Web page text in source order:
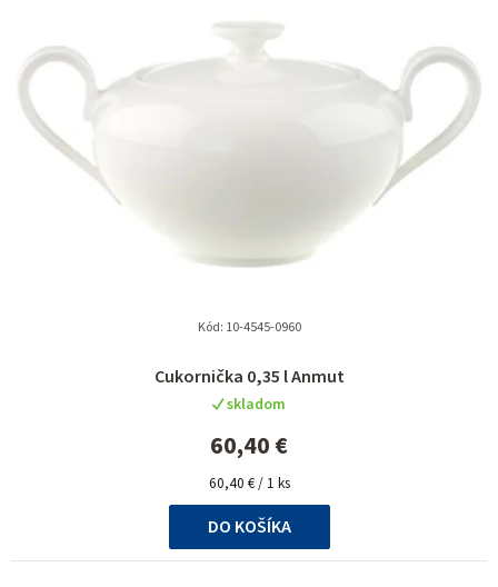
Cukornička 0,35 l Anmut
hodnotenie
produktu
je
5,0
z
5
hviezdičiek.
skladom
60,40 €
Jednotková
cena:
60,40 € / 1 ks
DO KOŠÍKA
Kód: 10-4545-0960